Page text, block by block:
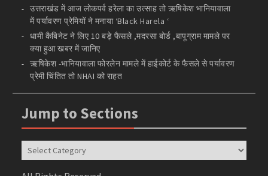
उत्तराखंड में आज लोकपर्व हरेला का उत्साह तो ऋषिकेश भानियावाला
में पर्यावरण प्रेमियों ने मनाया ‘Black Harela ‘
धामी कैबिनेट ने लिए 10 बड़े फैसले ,मदरसा बोर्ड ,बापूग्राम मामले पर
क्या हुआ खबर में जानिए
ऋषिकेश -भानियावाला फोरलेन मामले में हाईकोर्ट के फैसले से पर्यावरण
प्रेमी चिंतित तो NHAI को राहत
Jump to Sections
Jump
to